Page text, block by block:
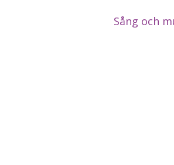
Sång och